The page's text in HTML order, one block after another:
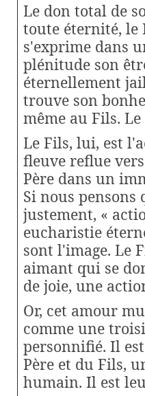
Le don total de
toute éternité, le
s'exprime dans
plénitude son
éternellement
trouve son
même au Fils.
Le Fils, lui, est
fleuve reflue
Père dans un
Si nous pensons
justement, «
eucharistie
sont l'image. Le
aimant qui se
de joie, une
Or, cet amour
comme une
personnifié. Il
Père et du Fils,
humain. Il est